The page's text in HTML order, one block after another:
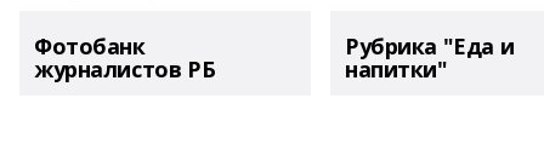
Фотобанк
журналистов РБ
Рубрика "Еда и
напитки"